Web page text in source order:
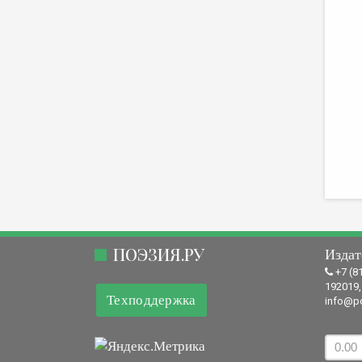
ПОЭЗИЯ.РУ
Техподдержка
+7